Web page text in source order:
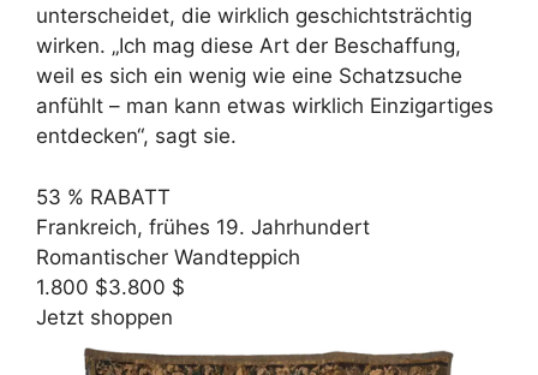
unterscheidet, die wirklich geschichtsträchtig
wirken. „Ich mag diese Art der Beschaffung,
weil es sich ein wenig wie eine Schatzsuche
anfühlt – man kann etwas wirklich Einzigartiges
entdecken“, sagt sie.
53 % RABATT
Frankreich, frühes 19. Jahrhundert
Romantischer Wandteppich
1.800 $3.800 $
Jetzt shoppen